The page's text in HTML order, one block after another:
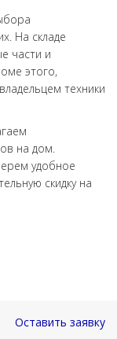
На складе
части и
этого,
техники
на дом.
удобное
скидку на
Оставить заявку